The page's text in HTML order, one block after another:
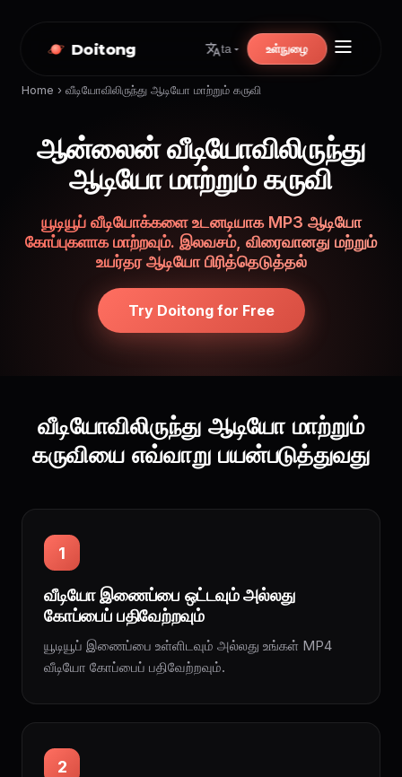
Doitong ta உள்நுழை
Home › வீடியோவிலிருந்து ஆடியோ மாற்றும் கருவி
ஆன்லைன் வீடியோவிலிருந்து
ஆடியோ மாற்றும் கருவி
யூடியூப் வீடியோக்களை உடனடியாக MP3 ஆடியோ
கோப்புகளாக மாற்றவும். இலவசம், விரைவானது மற்றும்
உயர்தர ஆடியோ பிரித்தெடுத்தல்
Try Doitong for Free
வீடியோவிலிருந்து ஆடியோ மாற்றும்
கருவியை எவ்வாறு பயன்படுத்துவது
1
வீடியோ இணைப்பை ஒட்டவும் அல்லது
கோப்பைப் பதிவேற்றவும்
யூடியூப் இணைப்பை உள்ளிடவும் அல்லது உங்கள் MP4
வீடியோ கோப்பைப் பதிவேற்றவும்.
2